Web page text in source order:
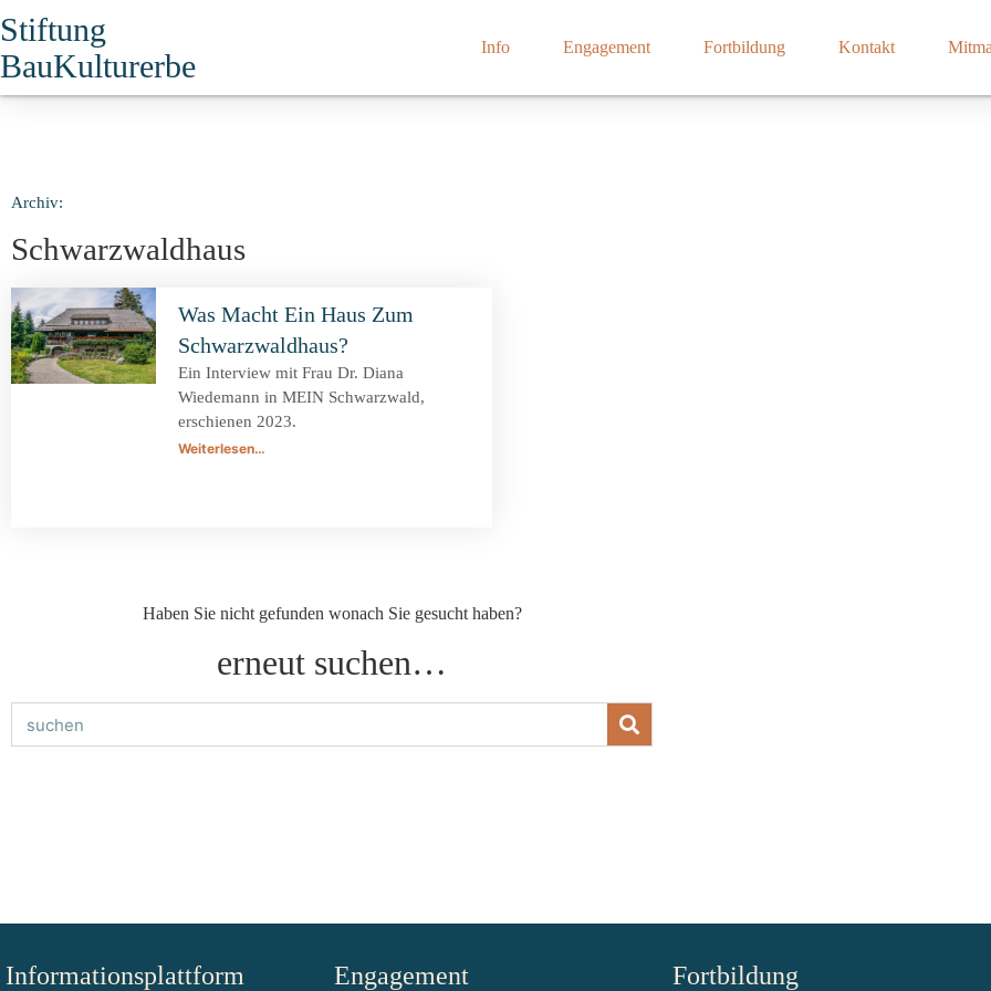
Stiftung
BauKulturerbe
Info Engagement Fortbildung Kontakt
Archiv:
Schwarzwaldhaus
Was Macht Ein Haus Zum
Schwarzwaldhaus?
Ein Interview mit Frau Dr. Diana
Wiedemann in MEIN Schwarzwald,
erschienen 2023.
Weiterlesen…
Haben Sie nicht gefunden wonach Sie gesucht haben?
erneut suchen…
Informationsplattform Engagement Fortbildung